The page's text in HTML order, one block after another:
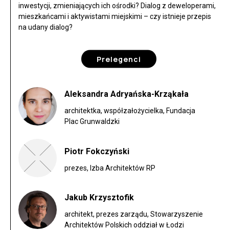
inwestycji, zmieniających ich ośrodki? Dialog z deweloperami,
mieszkańcami i aktywistami miejskimi – czy istnieje przepis
na udany dialog?
Prelegenci
Aleksandra Adryańska-Krząkała
architektka, współzałożycielka, Fundacja
Plac Grunwaldzki
Piotr Fokczyński
prezes, Izba Architektów RP
Jakub Krzysztofik
architekt, prezes zarządu, Stowarzyszenie
Architektów Polskich oddział w Łodzi